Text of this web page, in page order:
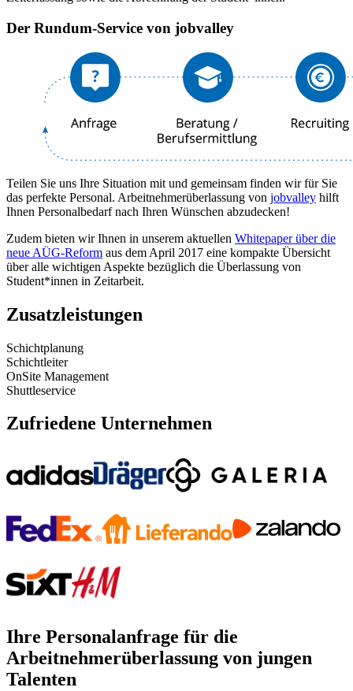
Der Rundum-Service von jobvalley
Teilen Sie uns Ihre Situation mit und gemeinsam finden wir für Sie
das perfekte Personal. Arbeitnehmerüberlassung von jobvalley hilft
Ihnen Personalbedarf nach Ihren Wünschen abzudecken!
Zudem bieten wir Ihnen in unserem aktuellen Whitepaper über die
neue AÜG-Reform aus dem April 2017 eine kompakte Übersicht
über alle wichtigen Aspekte bezüglich die Überlassung von
Student*innen in Zeitarbeit.
Zusatzleistungen
Schichtplanung
Schichtleiter
OnSite Management
Shuttleservice
Zufriedene Unternehmen
Ihre Personalanfrage für die
Arbeitnehmerüberlassung von jungen
Talenten